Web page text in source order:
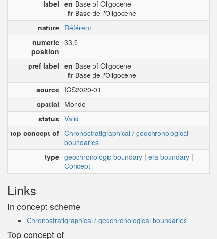
label en Base of Oligocene
fr Base de l'Oligocène
nature Référent
numeric
position
33,9
pref label en Base of Oligocene
fr Base de l'Oligocène
source ICS2020-01
spatial
Monde
status Valid
top concept of Chronostratigraphical / geochronological
boundaries
type geochronologic boundary | era boundary |
Concept
Links
In concept scheme
Chronostratigraphical / geochronological boundaries
Top concept of